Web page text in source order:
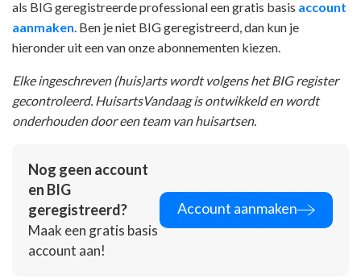
als BIG geregistreerde professional een gratis basis account
aanmaken . Ben je niet BIG geregistreerd, dan kun je
hieronder uit een van onze abonnementen kiezen.
Elke ingeschreven (huis)arts wordt volgens het BIG register
gecontroleerd. HuisartsVandaag is ontwikkeld en wordt
onderhouden door een team van huisartsen.
Nog geen account
en BIG
geregistreerd?
Maak een gratis basis
account aan!
Account aanmaken